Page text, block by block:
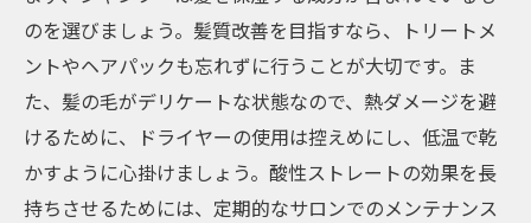
のを選びましょう。髪質改善を目指すなら、トリートメ
ントやヘアパックも忘れずに行うことが大切です。ま
た、髪の毛がデリケートな状態なので、熱ダメージを避
けるために、ドライヤーの使用は控えめにし、低温で乾
かすように心掛けましょう。酸性ストレートの効果を長
持ちさせるためには、定期的なサロンでのメンテナンス